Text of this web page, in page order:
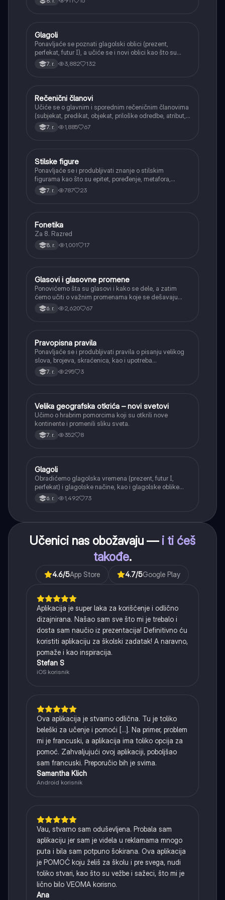
Srpski jezik
Glagoli
Ponavljaće se poznati glagolski oblici (prezent,
perfekat, futur I), a učiće se i novi oblici kao što su
aorist, imperfekat, pluskvamperfekat, futur II, kao i
glagolski prilozi i pridevi.
7. r. 3,882 132
Srpski jezik
Rečenični članovi
Učiće se o glavnim i sporednim rečeničnim članovima
(subjekat, predikat, objekat, priloške odredbe, atribut,
apozicija) i njihovoj funkciji.
7. r. 1,885 67
Srpski jezik
Stilske figure
Ponavljaće se i produbljivati znanje o stilskim
figurama kao što su epitet, poređenje, metafora,
personifikacija, hiperbola, onomatopeja, aliteracija i
asonanca, razumevajući njihovu ulogu u tekstu.
7. r. 787 23
Srpski jezik
Fonetika
Za 8. Razred
8. r. 1,001 17
Srpski jezik
Glasovi i glasovne promene
Ponovićemo šta su glasovi i kako se dele, a zatim
ćemo učiti o važnim promenama koje se dešavaju
kada se glasovi nađu jedan pored drugog u rečima
(npr. jednačenje suglasnika po zvučnosti i mestu
6. r. 2,620 67
Srpski jezik
Pravopisna pravila
Ponavljaće se i produbljivati pravila o pisanju velikog
slova, brojeva, skraćenica, kao i upotreba
interpunkcije, sa posebnim fokusom na zarez u
složenoj rečenici.
7. r. 295 3
Istorija
Velika geografska otkrića – novi svetovi
Učimo o hrabrim pomorcima koji su otkrili nove
kontinente i promenili sliku sveta.
7. r. 352 8
Srpski jezik
Glagoli
Obradićemo glagolska vremena (prezent, futur I,
perfekat) i glagolske načine, kao i glagolske oblike
(infinitiv, glagolski pridevi i prilozi) i glagolski vid
(svršeni i nesvršeni).
6. r. 1,492 73
Učenici nas obožavaju — i ti ćeš
takođe.
4.6/5App Store 4.7/5Google Play
Aplikacija je super laka za korišćenje i odlično
dizajnirana. Našao sam sve što mi je trebalo i
dosta sam naučio iz prezentacija! Definitivno ću
koristiti aplikaciju za školski zadatak! A naravno,
pomaže i kao inspiracija.
Stefan S
iOS korisnik
Ova aplikacija je stvarno odlična. Tu je toliko
beleški za učenje i pomoći [...]. Na primer, problem
mi je francuski, a aplikacija ima toliko opcija za
pomoć. Zahvaljujući ovoj aplikaciji, poboljšao
sam francuski. Preporučio bih je svima.
Samantha Klich
Android korisnik
Vau, stvarno sam oduševljena. Probala sam
aplikaciju jer sam je videla u reklamama mnogo
puta i bila sam potpuno šokirana. Ova aplikacija
je POMOĆ koju želiš za školu i pre svega, nudi
toliko stvari, kao što su vežbe i sažeci, što mi je
lično bilo VEOMA korisno.
Ana